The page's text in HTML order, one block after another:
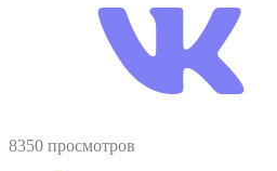
8350 просмотров